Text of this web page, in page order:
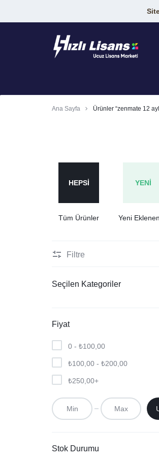
SEO Araçları
VPN Programları
Yapay Zeka-Dil-Makale
Ana Sayfa Ürünler “zenmate 12
HEPSI
Tüm Ürünler
YENI
Yeni
Filtre
Seçilen Kategoriler
Fiyat
0 - ₺100,00
₺100,00 - ₺200,00
₺250,00+
Stok Durumu